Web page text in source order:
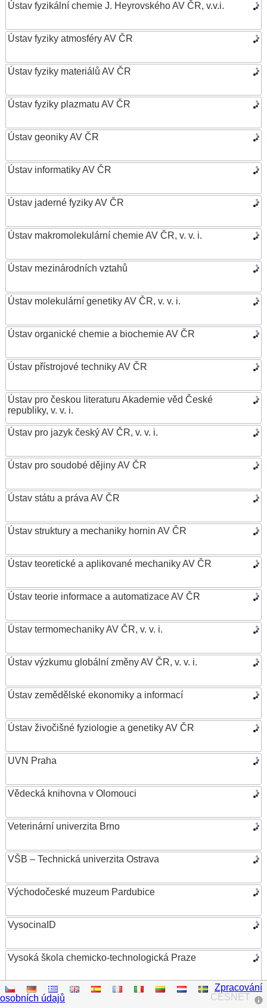
Ústav fyzikální chemie J. Heyrovského AV ČR, v.v.i.
Ústav fyziky atmosféry AV ČR
Ústav fyziky materiálů AV ČR
Ústav fyziky plazmatu AV ČR
Ústav geoniky AV ČR
Ústav informatiky AV ČR
Ústav jaderné fyziky AV ČR
Ústav makromolekulární chemie AV ČR, v. v. i.
Ústav mezinárodních vztahů
Ústav molekulární genetiky AV ČR, v. v. i.
Ústav organické chemie a biochemie AV ČR
Ústav přístrojové techniky AV ČR
Ústav pro českou literaturu Akademie věd České
republiky, v. v. i.
Ústav pro jazyk český AV ČR, v. v. i.
Ústav pro soudobé dějiny AV ČR
Ústav státu a práva AV ČR
Ústav struktury a mechaniky hornin AV ČR
Ústav teoretické a aplikované mechaniky AV ČR
Ústav teorie informace a automatizace AV ČR
Ústav termomechaniky AV ČR, v. v. i.
Ústav výzkumu globální změny AV ČR, v. v. i.
Ústav zemědělské ekonomiky a informací
Ústav živočišné fyziologie a genetiky AV ČR
UVN Praha
Vědecká knihovna v Olomouci
Veterinární univerzita Brno
VŠB – Technická univerzita Ostrava
Východočeské muzeum Pardubice
VysocinaID
Vysoká škola chemicko-technologická Praze
Vysoká škola ekonomická v Praze
CESNET
Zpracování
osobních údajů